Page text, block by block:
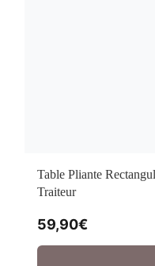
Table Pliante
Traiteur
59,90€